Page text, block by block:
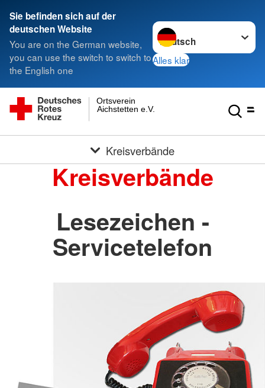
Sie befinden sich auf der
deutschen Website
You are on the German website,
you can use the switch to switch to
the English one
Sprache wechseln zu
Alles klar
Aichstetten e.V.
Ortsverein
Kreisverbände
Kreisverbände
Lesezeichen -
Servicetelefon